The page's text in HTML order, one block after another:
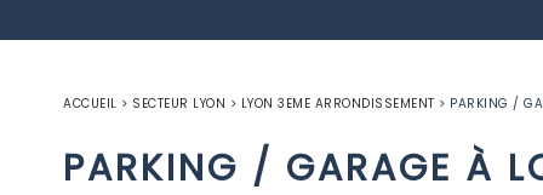
ACCUEIL > SECTEUR LYON > LYON 3EME ARRONDISSEMENT > PARKING /
PARKING / GARAGE À